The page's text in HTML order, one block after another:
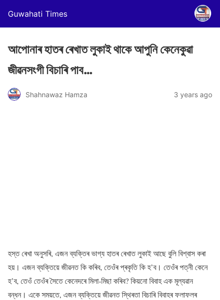
Guwahati Times
আপোনাৰ হাতৰ ৰেখাত লুকাই থাকে আপুনি কেনেকুৱা
জীৱনসংগী বিচাৰি পাব…
Shahnawaz Hamza 3 years ago
হস্ত ৰেখা অনুসৰি, এজন ব্যক্তিৰ ভাগ্য হাতৰ ৰেখাত লুকাই আছে বুলি বিশ্বাস কৰা
হয়। এজন ব্যক্তিয়ে জীৱনত কি কৰিব, তেওঁৰ প্ৰকৃতি কি হ’ব। তেওঁৰ পত্নী কেনে
হ’ব, তেওঁ তেওঁৰ সৈতে কেনেদৰে মিলা-মিছা কৰিব? কিয়নো বিবাহ এক মূল্যৱান
বন্ধন। একে সময়তে, এজন ব্যক্তিয়ে জীৱনত স্থিৰতা বিচাৰি বিবাহৰ ফলাফলৰ